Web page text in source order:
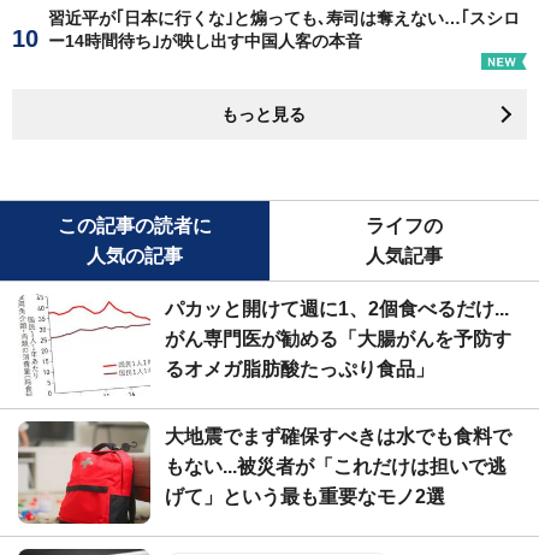
習近平が｢日本に行くな｣と煽っても､寿司は奪えない…｢スシロ
ー14時間待ち｣が映し出す中国人客の本音
もっと見る
この記事の読者に
人気の記事
ライフの
人気記事
パカッと開けて週に1、2個食べるだけ...
がん専門医が勧める「大腸がんを予防す
るオメガ脂肪酸たっぷり食品」
大地震でまず確保すべきは水でも食料で
もない...被災者が「これだけは担いで逃
げて」という最も重要なモノ2選